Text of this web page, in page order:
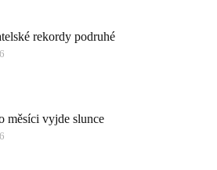
rekordy podruhé
měsíci vyjde slunce